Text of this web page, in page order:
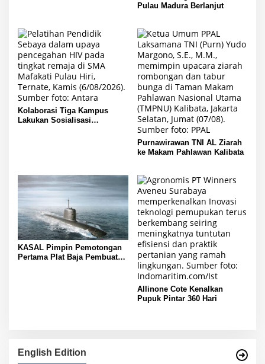
Pulau Madura Berlanjut
Kolaborasi Tiga Kampus
Lakukan Sosialisasi
Purnawirawan TNI AL Ziarah
ke Makam Pahlawan Kalibata
KASAL Pimpin Pemotongan
Pertama Plat Baja Pembuatan
Allinone Cote Kenalkan
Pupuk Pintar 360 Hari
English Edition